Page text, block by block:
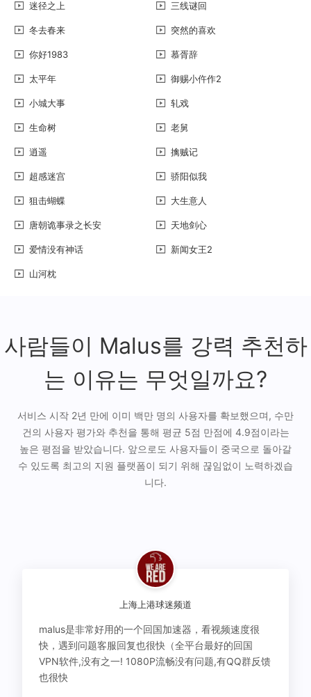
迷径之上 三线谜回
冬去春来 突然的喜欢
你好1983 慕胥辞
太平年 御赐小仵作2
小城大事 轧戏
生命树 老舅
逍遥 擒贼记
超感迷宫 骄阳似我
狙击蝴蝶 大生意人
唐朝诡事录之长安 天地剑心
爱情没有神话 新闻女王2
山河枕
사람들이 Malus를 강력 추천하
는 이유는 무엇일까요?
서비스 시작 2년 만에 이미 백만 명의 사용자를 확보했으며, 수만
건의 사용자 평가와 추천을 통해 평균 5점 만점에 4.9점이라는
높은 평점을 받았습니다. 앞으로도 사용자들이 중국으로 돌아갈
수 있도록 최고의 지원 플랫폼이 되기 위해 끊임없이 노력하겠습
니다.
上海上港球迷频道
malus是非常好用的一个回国加速器，看视频速度很
快，遇到问题客服回复也很快（全平台最好的回国
VPN软件,没有之一! 1080P流畅没有问题,有QQ群反馈
也很快